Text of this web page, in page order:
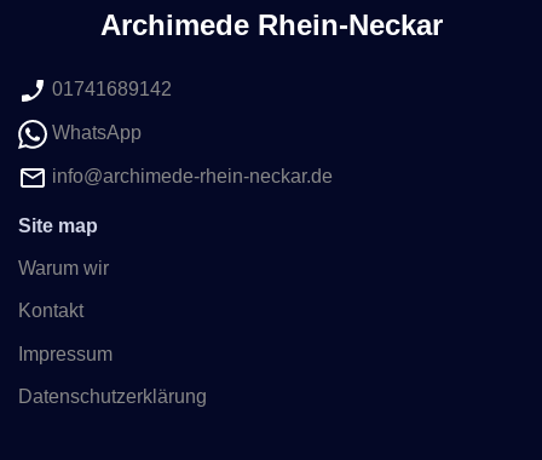
Archimede Rhein-Neckar
01741689142
WhatsApp
info@archimede-rhein-neckar.de
Site map
Warum wir
Kontakt
Impressum
Datenschutzerklärung